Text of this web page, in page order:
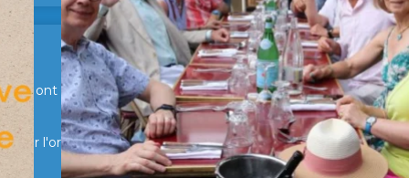
ont partagé un moment convivial de retrouvailles et
pour l'organisation !